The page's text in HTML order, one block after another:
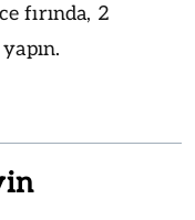
fırında, 2